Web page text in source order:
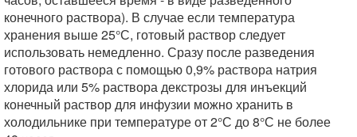
конечного раствора). В случае если температура
хранения выше 25°С, готовый раствор следует
использовать немедленно. Сразу после разведения
готового раствора с помощью 0,9% раствора натрия
хлорида или 5% раствора декстрозы для инъекций
конечный раствор для инфузии можно хранить в
холодильнике при температуре от 2°С до 8°С не более